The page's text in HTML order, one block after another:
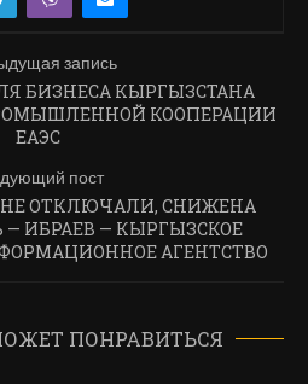
запись
БИЗНЕСА КЫРГЫЗСТАНА
КООПЕРАЦИИ
ЕАЭС
пост
ОТКЛЮЧАЛИ, СНИЖЕНА
ИБРАЕВ — КЫРГЫЗСКОЕ
АГЕНТСТВО
ПОНРАВИТЬСЯ